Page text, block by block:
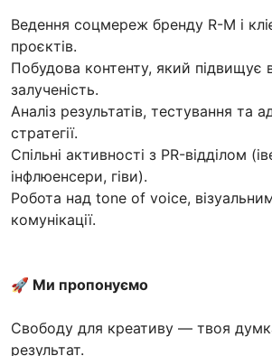
Ведення соцмереж бренду R-M і
проєктів.
Побудова контенту, який підвищує
залученість.
Аналіз результатів, тестування та
стратегії.
Спільні активності з PR-відділом
інфлюенсери, гіви).
Робота над tone of voice,
комунікації.
🚀 Ми пропонуємо
Свободу для креативу — твоя
результат.